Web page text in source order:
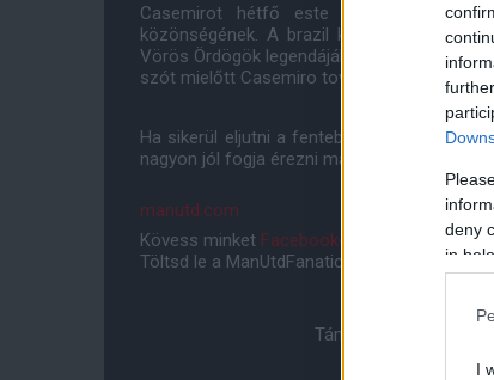
deny
in
I
Casemirot hétfő este mutatták be a
közönségének. A brazil középpályás a
Vörös Ördögök legendájába, Roy Keane-
szót mielőtt Casemiro tovább ment volna az
Ha sikerül eljutni a fentebb említett Vörös
nagyon jól fogja érezni magát az Old
manutd.com
Kövess minket Facebookon Instagramon
Töltsd le a ManUtdFanatics.hu mobil
Támogasd